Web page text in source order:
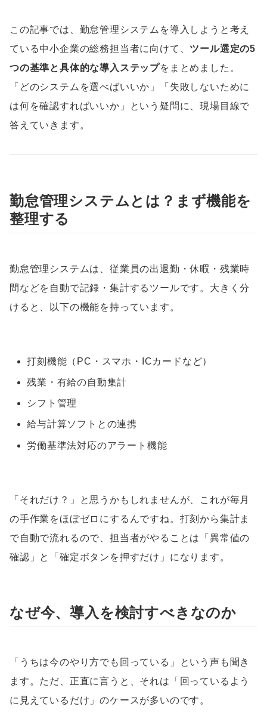
この記事では、勤怠管理システムを導入しようと考え
ている中小企業の総務担当者に向けて、 ツール選定の5
つの基準と具体的な導入ステップをまとめました。
「どのシステムを選べばいいか」「失敗しないために
は何を確認すればいいか」という疑問に、現場目線で
答えていきます。
勤怠管理システムとは？まず機能を
整理する
勤怠管理システムは、従業員の出退勤・休暇・残業時
間などを自動で記録・集計するツールです。大きく分
けると、以下の機能を持っています。
打刻機能（PC・スマホ・ICカードなど）
残業・有給の自動集計
シフト管理
給与計算ソフトとの連携
労働基準法対応のアラート機能
「それだけ？」と思うかもしれませんが、これが毎月
の手作業をほぼゼロにするんですね。打刻から集計ま
で自動で流れるので、担当者がやることは「異常値の
確認」と「確定ボタンを押すだけ」になります。
なぜ今、導入を検討すべきなのか
「うちは今のやり方でも回っている」という声も聞き
ます。ただ、正直に言うと、それは「回っているよう
に見えているだけ」のケースが多いのです。